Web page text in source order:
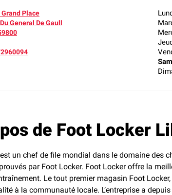
Place
General De Gaull
de Foot Locker
un chef de file mondial dans le domaine des
par Foot Locker. Foot Locker offre la
Le tout premier magasin Foot
à la communauté locale. L’entreprise a